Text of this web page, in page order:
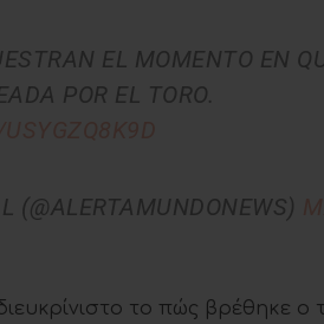
EL MOMENTO EN
POR EL TORO.
(@ALERTAMUNDONEWS)
το πώς βρέθηκε ο